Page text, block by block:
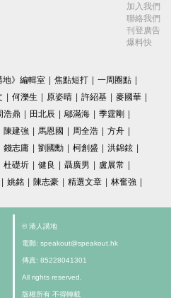
加入我們
聯絡我們
刊登廣告
爆料快
地》編輯室 | 焦點短打 | 一周圈點 |
| 何濼生 | 原姿晴 | 許紹基 | 麥國華 |
浩鼎 | 田北辰 | 鄔滿海 | 季霆剛 |
陳建強 | 馬恩國 | 周全浩 | 方舟 |
錢志庸 | 劉國勳 | 柯創盛 | 洪錦鉉 |
杜礎圻 | 健良 | 聶廣男 | 盧展常 |
| 姚銘 | 陳志豪 | 精選文章 | 林奮強 |
© 港人講地
電郵: speakout@speakout.hk
傳真: 85228041301
All rights reserved.
版權所有 不得轉載